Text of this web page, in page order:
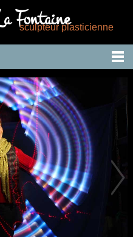
Fontaine
sculpteur plasticienne